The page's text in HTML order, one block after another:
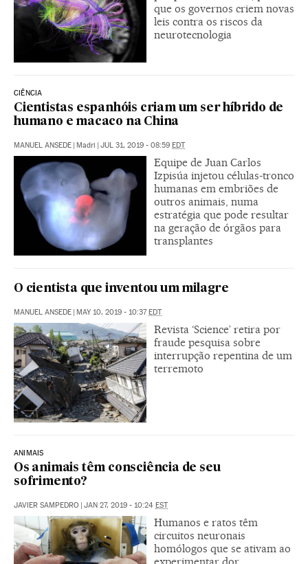
que os governos criem novas
leis contra os riscos da
neurotecnologia
CIÊNCIA
Cientistas espanhóis criam um ser híbrido de
humano e macaco na China
MANUEL ANSEDE Madri JUL 31, 2019 - 08:59 EDT
Equipe de Juan Carlos
Izpisúa injetou células-tronco
humanas em embriões de
outros animais, numa
estratégia que pode resultar
na geração de órgãos para
transplantes
O cientista que inventou um milagre
MANUEL ANSEDE | MAY 10, 2019 - 10:37EDT
Revista ‘Science’ retira por
fraude pesquisa sobre
interrupção repentina de um
terremoto
ANIMAIS
Os animais têm consciência de seu
sofrimento?
JAVIER SAMPEDRO | JAN 27, 2019 - 10:24 EST
Humanos e ratos têm
circuitos neuronais
homólogos que se ativam ao